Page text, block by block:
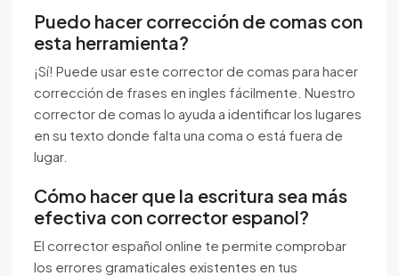
Puedo hacer corrección de comas con
esta herramienta?
¡Sí! Puede usar este corrector de comas para hacer
corrección de frases en ingles fácilmente. Nuestro
corrector de comas lo ayuda a identificar los lugares
en su texto donde falta una coma o está fuera de
lugar.
Cómo hacer que la escritura sea más
efectiva con corrector espanol?
El corrector español online te permite comprobar
los errores gramaticales existentes en tus